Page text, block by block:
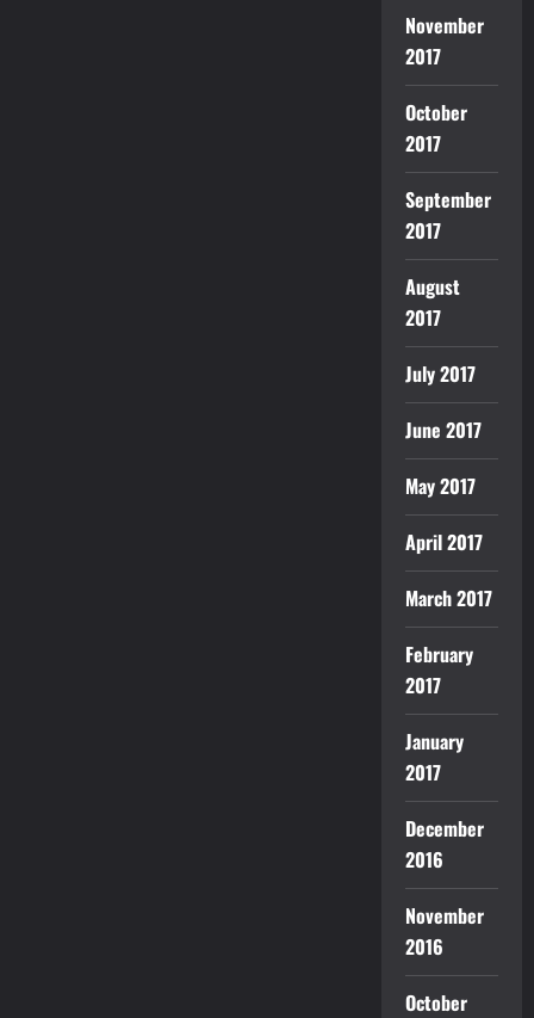
November
2017
October
2017
September
2017
August
2017
July 2017
June 2017
May 2017
April 2017
March 2017
February
2017
January
2017
December
2016
November
2016
October